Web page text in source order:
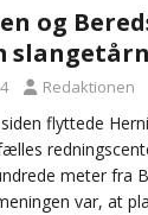
lidt længere tid
og
slangetårn
Redaktionen
flyttede
meter fra
var, at